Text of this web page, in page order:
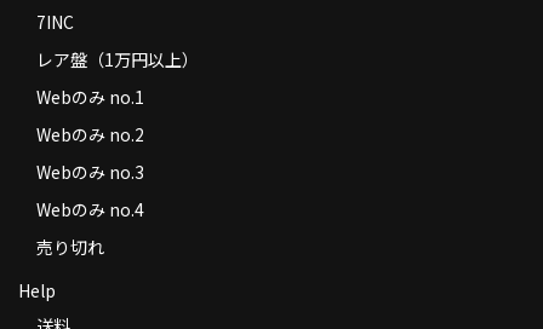
7INC
レア盤（1万円以上）
Webのみ no.1
Webのみ no.2
Webのみ no.3
Webのみ no.4
売り切れ
Help